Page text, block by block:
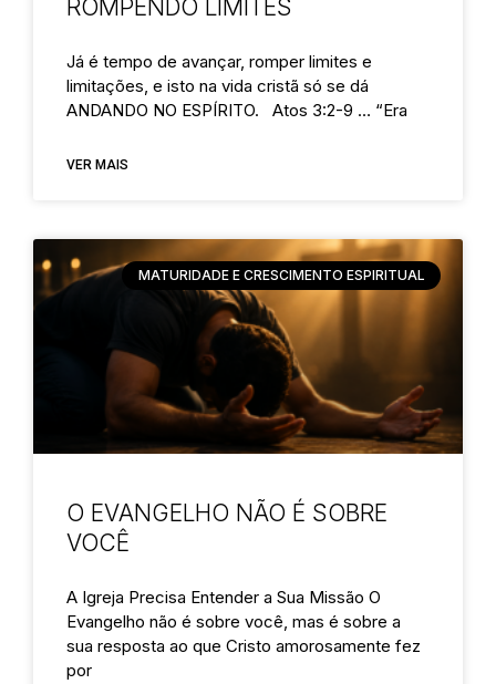
ROMPENDO LIMITES
Já é tempo de avançar, romper limites e
limitações, e isto na vida cristã só se dá
ANDANDO NO ESPÍRITO. Atos 3:2-9 … “Era
VER MAIS
MATURIDADE E CRESCIMENTO ESPIRITUAL
O EVANGELHO NÃO É SOBRE
VOCÊ
A Igreja Precisa Entender a Sua Missão O
Evangelho não é sobre você, mas é sobre a
sua resposta ao que Cristo amorosamente fez
por